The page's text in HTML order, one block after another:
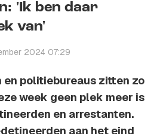
'Ik ben daar
van'
2024 07:29
en politiebureaus zitten zo
week geen plek meer is
en arrestanten.
aan het eind